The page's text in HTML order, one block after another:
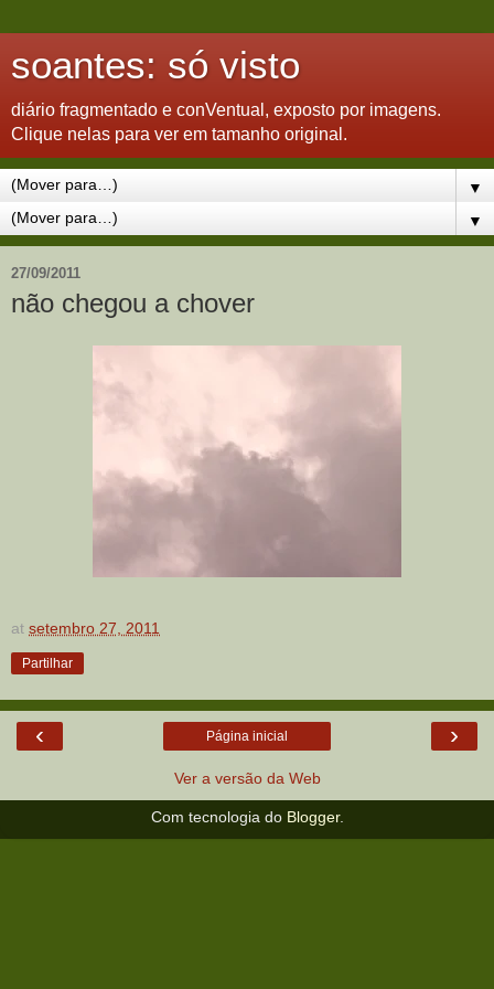
soantes: só visto
diário fragmentado e conVentual, exposto por imagens.
Clique nelas para ver em tamanho original.
▼
▼
27/09/2011
não chegou a chover
at setembro 27, 2011
Partilhar
‹ ›
Página inicial
Ver a versão da Web
Com tecnologia do Blogger.